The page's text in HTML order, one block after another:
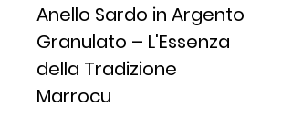
Anello Sardo in Argento
Granulato – L'Essenza
della Tradizione
Marrocu